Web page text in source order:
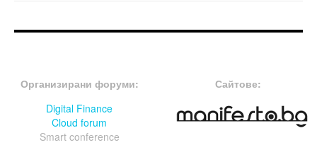
Организирани форуми:
Digital Finance
Cloud forum
Smart conference
Сайтове: